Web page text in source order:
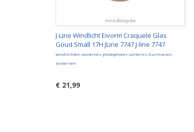
J-Line Windlicht Eivorm Craquele Glas
Goud Small 17H JLine 7747 J-line 7747
windlichten-lanternes-photophores-lanterns-hurricanes-
lanternen
€ 21,99